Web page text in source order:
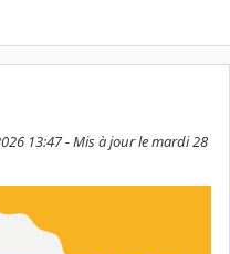
13:47 - Mis à jour le mardi 28